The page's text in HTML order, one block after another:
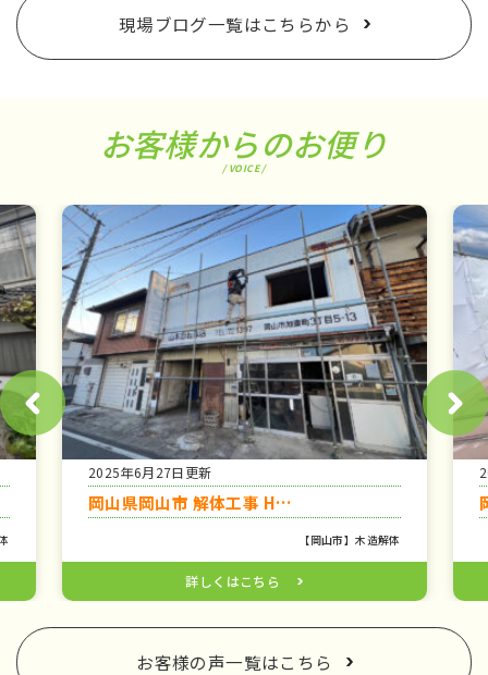
現場ブログ一覧はこちらから
お客様からのお便り
/ VOICE /
2025年6月27日更新
岡山県岡山市 解体工事 H…
【岡山市】木造解体
詳しくはこちら
お客様の声一覧はこちら